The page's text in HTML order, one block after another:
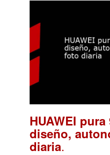
HUAWEI
diseño,
diaria.